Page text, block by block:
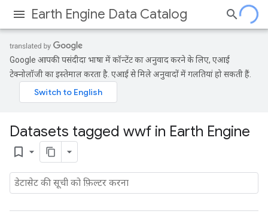
Earth Engine Data Catalog
Google आपकी पसंदीदा भाषा में कॉन्टेंट का अनुवाद करने के लिए, एआई
टेक्नोलॉजी का इस्तेमाल करता है. एआई से मिले अनुवादों में गलतियां हो सकती हैं.
Datasets tagged wwf in Earth Engine
bookmark_border